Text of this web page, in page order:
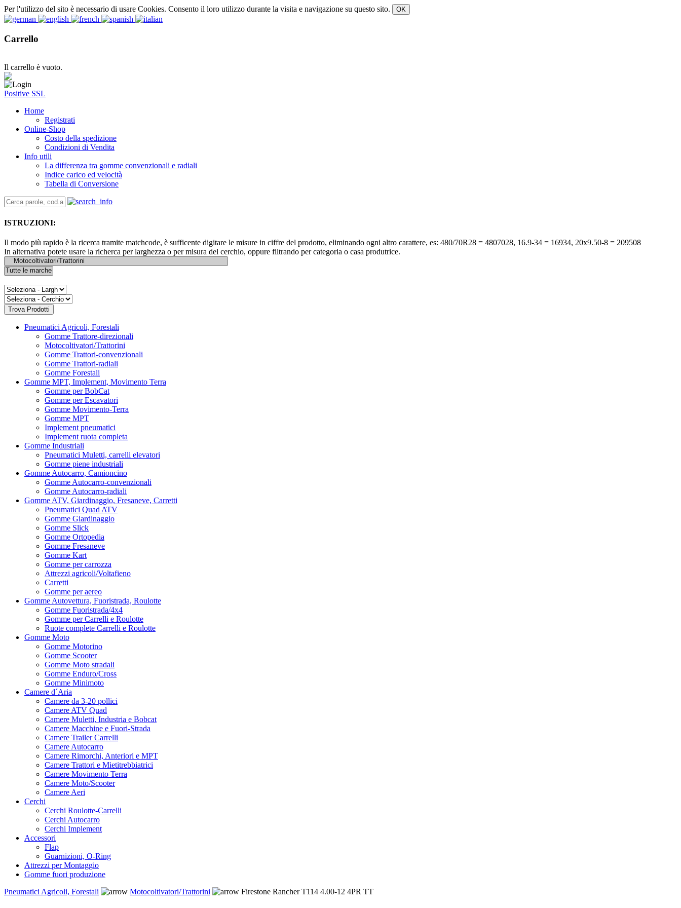
Per l'utilizzo del sito è necessario di usare Cookies. Consento il loro utilizzo durante la visita e navigazione su questo sito.
Carrello
Il carrello è vuoto.
Positive SSL
Home
Registrati
Online-Shop
Costo della spedizione
Condizioni di Vendita
Info utili
La differenza tra gomme convenzionali e radiali
Indice carico ed velocità
Tabella di Conversione
ISTRUZIONI:
Il modo più rapido è la ricerca tramite matchcode, è sufficente digitare le misure in ciffre del prodotto, eliminando ogni altro carattere, es: 480/70R28 = 4807028, 16.9-34 = 16934, 20x9.50-8 = 209508
In alternativa potete usare la richerca per larghezza o per misura del cerchio, oppure filtrando per categoria o casa produtrice.
Pneumatici Agricoli, Forestali
Gomme Trattore-direzionali
Motocoltivatori/Trattorini
Gomme Trattori-convenzionali
Gomme Trattori-radiali
Gomme Forestali
Gomme MPT, Implement, Movimento Terra
Gomme per BobCat
Gomme per Escavatori
Gomme Movimento-Terra
Gomme MPT
Implement pneumatici
Implement ruota completa
Gomme Industriali
Pneumatici Muletti, carrelli elevatori
Gomme piene industriali
Gomme Autocarro, Camioncino
Gomme Autocarro-convenzionali
Gomme Autocarro-radiali
Gomme ATV, Giardinaggio, Fresaneve, Carretti
Pneumatici Quad ATV
Gomme Giardinaggio
Gomme Slick
Gomme Ortopedia
Gomme Fresaneve
Gomme Kart
Gomme per carrozza
Attrezzi agricoli/Voltafieno
Carretti
Gomme per aereo
Gomme Autovettura, Fuoristrada, Roulotte
Gomme Fuoristrada/4x4
Gomme per Carrelli e Roulotte
Ruote complete Carrelli e Roulotte
Gomme Moto
Gomme Motorino
Gomme Scooter
Gomme Moto stradali
Gomme Enduro/Cross
Gomme Minimoto
Camere d´Aria
Camere da 3-20 pollici
Camere ATV Quad
Camere Muletti, Industria e Bobcat
Camere Macchine e Fuori-Strada
Camere Trailer Carrelli
Camere Autocarro
Camere Rimorchi, Anteriori e MPT
Camere Trattori e Mietitrebbiatrici
Camere Movimento Terra
Camere Moto/Scooter
Camere Aeri
Cerchi
Cerchi Roulotte-Carrelli
Cerchi Autocarro
Cerchi Implement
Accessori
Flap
Guarnizioni, O-Ring
Attrezzi per Montaggio
Gomme fuori produzione
Pneumatici Agricoli, Forestali
Motocoltivatori/Trattorini Firestone Rancher T114 4.00-12 4PR TT